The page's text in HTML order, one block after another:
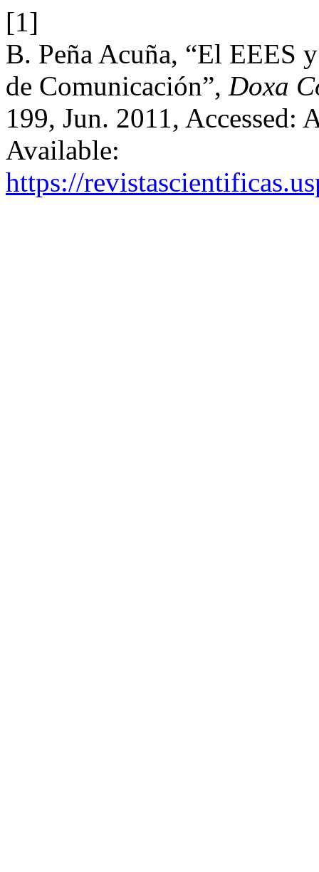
[1]
B. Peña Acuña, “El EEES
de Comunicación”, Doxa
199, Jun. 2011,
Available:
https://